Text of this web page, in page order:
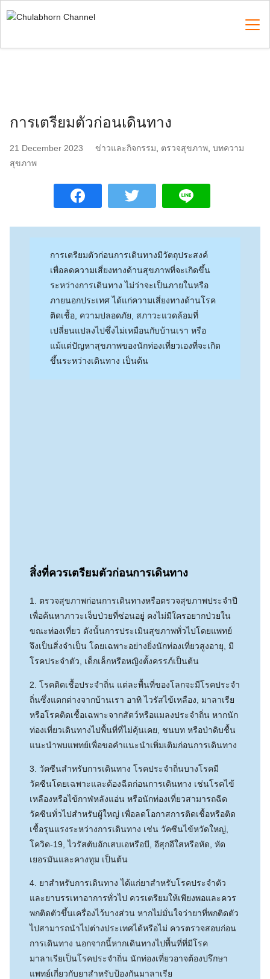
to
การเตรียมตัวก่อนเดินทาง
21 December 2023 ข่าวและกิจกรรม ตรวจสุขภาพ บทความ
สุขภาพ
การเตรียมตัวก่อนการเดินทางมีวัตถุประสงค์
เพื่อลดความเสี่ยงทางด้านสุขภาพที่จะเกิดขึ้น
ระหว่างการเดินทาง ไม่ว่าจะเป็นภายในหรือ
ภายนอกประเทศ ได้แก่ความเสี่ยงทางด้านโรค
ติดเชื้อ, ความปลอดภัย, สภาวะแวดล้อมที่
เปลี่ยนแปลงไปซึ่งไม่เหมือนกับบ้านเรา หรือ
แม้แต่ปัญหาสุขภาพของนักท่องเที่ยวเองที่จะเกิด
ขึ้นระหว่างเดินทาง เป็นต้น
สิ่งที่ควรเตรียมตัวก่อนการเดินทาง
1. ตรวจสุขภาพก่อนการเดินทางหรือตรวจสุขภาพประจำปี
เพื่อค้นหาภาวะเจ็บป่วยที่ซ่อนอยู่ คงไม่มีใครอยากป่วยใน
ขณะท่องเที่ยว ดังนั้นการประเมินสุขภาพทั่วไปโดยแพทย์
จึงเป็นสิ่งจำเป็น โดยเฉพาะอย่างยิ่งนักท่องเที่ยวสูงอายุ, มี
โรคประจำตัว, เด็กเล็กหรือหญิงตั้งครรภ์เป็นต้น
2. โรคติดเชื้อประจำถิ่น แต่ละพื้นที่ของโลกจะมีโรคประจำ
ถิ่นซึ่งแตกต่างจากบ้านเรา อาทิ ไวรัสไข้เหลือง, มาลาเรีย
หรือโรคติดเชื้อเฉพาะจากสัตว์หรือแมลงประจำถิ่น หากนัก
ท่องเที่ยวเดินทางไปพื้นที่ที่ไม่คุ้นเคย, ชนบท หรือป่าดิบชื้น
แนะนำพบแพทย์เพื่อขอคำแนะนำเพิ่มเติมก่อนการเดินทาง
3. วัคซีนสำหรับการเดินทาง โรคประจำถิ่นบางโรคมี
วัคซีนโดยเฉพาะและต้องฉีดก่อนการเดินทาง เช่นโรคไข้
เหลืองหรือไข้กาฬหลังแอ่น หรือนักท่องเที่ยวสามารถฉีด
วัคซีนทั่วไปสำหรับผู้ใหญ่ เพื่อลดโอกาสการติดเชื้อหรือติด
เชื้อรุนแรงระหว่างการเดินทาง เช่น วัคซีนไข้หวัดใหญ่,
โควิด-19, ไวรัสตับอักเสบเอหรือบี, อีสุกอีใสหรือหัด, หัด
เยอรมันและคางทูม เป็นต้น
4. ยาสำหรับการเดินทาง ได้แก่ยาสำหรับโรคประจำตัว
และยาบรรเทาอาการทั่วไป ควรเตรียมให้เพียงพอและควร
พกติดตัวขึ้นเครื่องไว้บางส่วน หากไม่มั่นใจว่ายาที่พกติดตัว
ไปสามารถนำไปต่างประเทศได้หรือไม่ ควรตรวจสอบก่อน
การเดินทาง นอกจากนี้หากเดินทางไปพื้นที่ที่มีโรค
มาลาเรียเป็นโรคประจำถิ่น นักท่องเที่ยวอาจต้องปรึกษา
แพทย์เกี่ยวกับยาสำหรับป้องกันมาลาเรีย